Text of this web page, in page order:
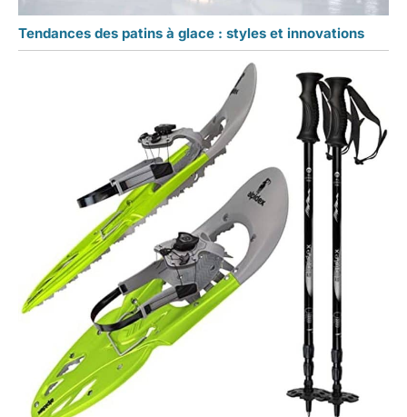
Tendances des patins à glace : styles et innovations